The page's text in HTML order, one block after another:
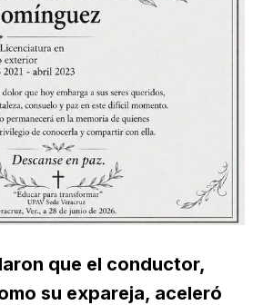
que el conductor,
su expareja, aceleró